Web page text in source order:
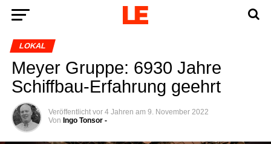
LOKAL
Mey­er Grup­pe: 6930 Jah­re
Schiff­bau-Erfah­rung geehrt
Veröffentlicht vor 4 Jahren am 9. November 2022
Von Ingo Tonsor -